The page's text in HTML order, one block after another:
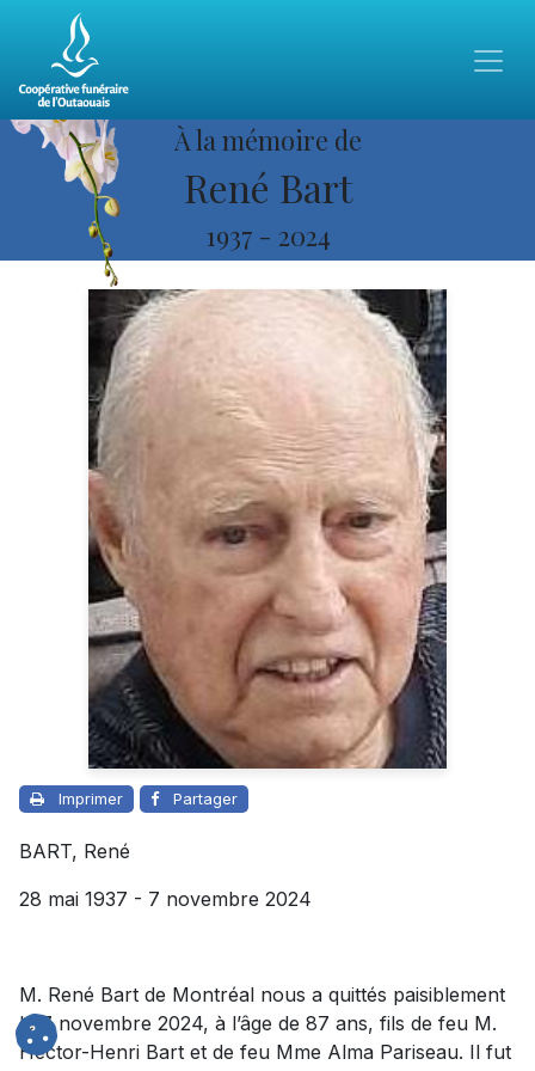
À la mémoire de
René Bart
1937 - 2024
Imprimer Partager
BART, René
28 mai 1937 - 7 novembre 2024
M. René Bart de Montréal nous a quittés paisiblement
le 7 novembre 2024, à l’âge de 87 ans, fils de feu M.
Hector-Henri Bart et de feu Mme Alma Pariseau. Il fut